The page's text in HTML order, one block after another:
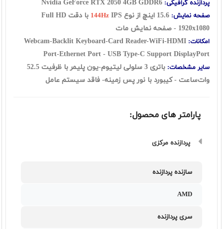
پردازنده گرافیکی:
صفحه نمایش: 144Hz
IPS با دقت Full HD
1920x1080 - صفحه نمایش مات
امکانات: Webcam-Backlit Keyboard-Card Reader-WiFi-HDMI
Port-Ethernet Port - USB Type-C Support DisplayPort
سایر مشخصات:
باتری 3 سلولی لیتیوم-یون پلیمر با ظرفیت 52.5
وات‌ساعت - کیبورد با نور پس زمینه- فاقد سیستم عامل
پارامتر های محصول:
پردازنده مرکزی
سازنده پردازنده
AMD
سری پردازنده